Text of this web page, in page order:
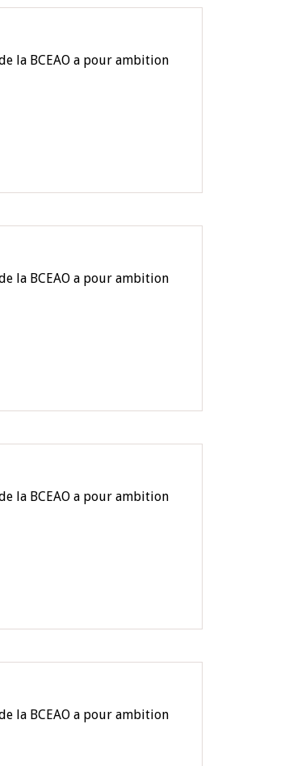
la BCEAO a pour ambition
la BCEAO a pour ambition
la BCEAO a pour ambition
la BCEAO a pour ambition